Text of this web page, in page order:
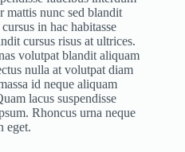
mattis nunc sed blandit
in hac habitasse
cursus risus at ultrices.
volutpat blandit aliquam
nulla at volutpat diam
id neque aliquam
lacus suspendisse
Rhoncus urna neque
eget.